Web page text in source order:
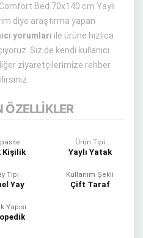
Bed 70x140 cm Yaylı
diye araştırma yapan
yorumları ile ürüne hızlıca
Siz de kendi kullanıcı
ziyaretçilerimize rehber
ÖZELLİKLER
Kişilik
Ürün Tipi
Yaylı Yatak
Tipi
Yay
Kullanım Şekli
Çift Taraf
Yapısı